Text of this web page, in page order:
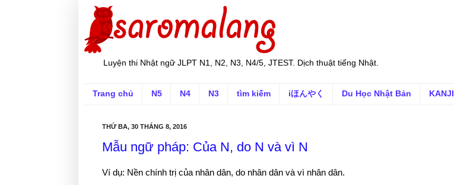
Luyện thi Nhật ngữ JLPT N1, N2, N3, N4/5, JTEST. Dịch thuật tiếng Nhật.
Trang chủ N5 N4 N3 tìm kiếm iほんやく Du Học Nhật Bản KANJI
THỨ BA, 30 THÁNG 8, 2016
Mẫu ngữ pháp: Của N, do N và vì N
Ví dụ: Nền chính trị của nhân dân, do nhân dân và vì nhân dân.